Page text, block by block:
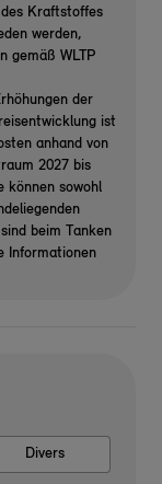
Kraftstoffes
werden,
gemäß WLTP
der
ist
anhand von
2027 bis
können sowohl
beim Tanken
Informationen
Divers